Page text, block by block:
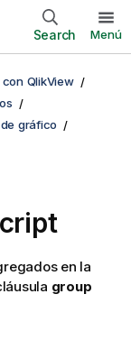
Search Menú
QlikView
gráfico
en la
group